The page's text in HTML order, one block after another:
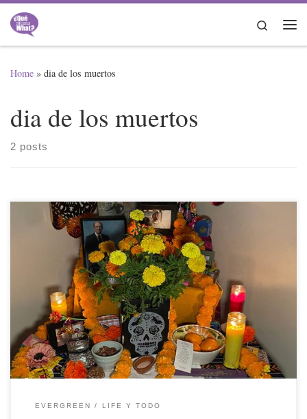
Skip to content
Search
Home » dia de los muertos
dia de los muertos
2 posts
EVERGREEN LIFE Y TODO